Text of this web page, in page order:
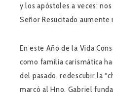
y los apóstoles a veces:
Señor Resucitado aumente
En este Año de la Vida
como familia carismática
del pasado, redescubir la
marcó al Hno. Gabriel